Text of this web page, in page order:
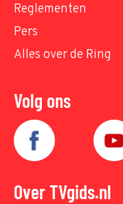
Reglementen
Pers
Alles over de Ring
Volg ons
Over TVgids.nl